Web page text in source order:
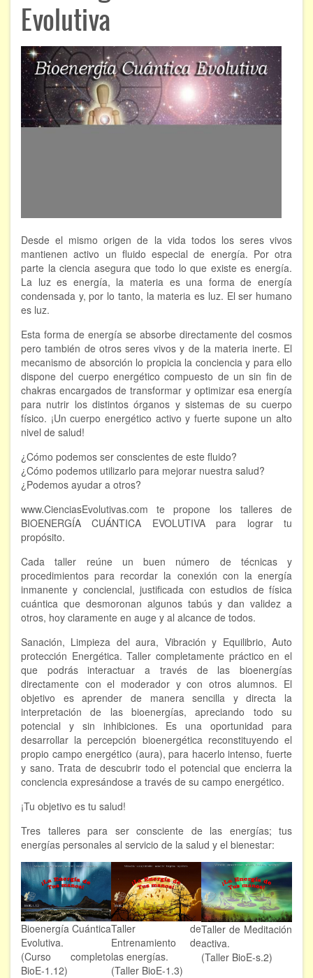
ÁREAS DE CONOCIMIENTO
Chamanismo
Flores de Bach
Hipnosis
Runas
Tarot
Viaje astral
EVENTOS
FORMACIÓN
Viaje Astral, Evolución de la conciencia
Bioenergía Cuántica Evolutiva
Limpieza de las energías - - Próximamente TALLER
PRÁCTICO
NOTICIAS Y ENTREVISTAS
TERAPIAS
Aura y energías. Limpieza
Hipnosis clínica
Hipnosis proyectiva
Hipnosis regresiva
Bioenergía. Sanación energética
Relajación y autoprotección
DESCARGAS
Evolutiva
Desde el mismo origen de la vida todos los seres vivos
mantienen activo un fluido especial de energía. Por otra
parte la ciencia asegura que todo lo que existe es energía.
La luz es energía, la materia es una forma de energía
condensada y, por lo tanto, la materia es luz. El ser humano
es luz.
Esta forma de energía se absorbe directamente del cosmos
pero también de otros seres vivos y de la materia inerte. El
mecanismo de absorción lo propicia la conciencia y para ello
dispone del cuerpo energético compuesto de un sin fin de
chakras encargados de transformar y optimizar esa energía
para nutrir los distintos órganos y sistemas de su cuerpo
físico. ¡Un cuerpo energético activo y fuerte supone un alto
nivel de salud!
¿Cómo podemos ser conscientes de este fluido?
¿Cómo podemos utilizarlo para mejorar nuestra salud?
¿Podemos ayudar a otros?
www.CienciasEvolutivas.com te propone los talleres de
BIOENERGÍA CUÁNTICA EVOLUTIVA para lograr tu
propósito.
Cada taller reúne un buen número de técnicas y
procedimientos para recordar la conexión con la energía
inmanente y conciencial, justificada con estudios de física
cuántica que desmoronan algunos tabús y dan validez a
otros, hoy claramente en auge y al alcance de todos.
Sanación, Limpieza del aura, Vibración y Equilibrio, Auto
protección Energética. Taller completamente práctico en el
que podrás interactuar a través de las bioenergías
directamente con el moderador y con otros alumnos. El
objetivo es aprender de manera sencilla y directa la
interpretación de las bioenergías, apreciando todo su
potencial y sin inhibiciones. Es una oportunidad para
desarrollar la percepción bioenergética reconstituyendo el
propio campo energético (aura), para hacerlo intenso, fuerte
y sano. Trata de descubrir todo el potencial que encierra la
conciencia expresándose a través de su campo energético.
¡Tu objetivo es tu salud!
Tres talleres para ser consciente de las energías; tus
energías personales al servicio de la salud y el bienestar:
Bioenergía Cuántica
Evolutiva.
(Curso completo
BioE-1.12)
Taller de
Entrenamiento de
las energías.
(Taller BioE-1.3)
Taller de Meditación
activa.
(Taller BioE-s.2)